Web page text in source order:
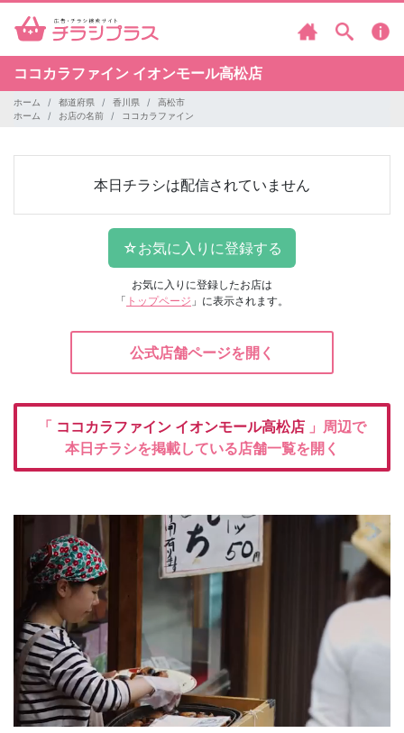
ココカラファイン イオンモール高松店
ホーム 都道府県 香川県
高松市
ホーム
お店の名前 ココカラファイン
本日チラシは配信されていません
お気に入りに登録したお店は
「 トップページ 」に表示されます。
公式店舗ページを開く
「 ココカラファイン イオンモール高松店 」周辺で
本日チラシを掲載している店舗一覧を開く